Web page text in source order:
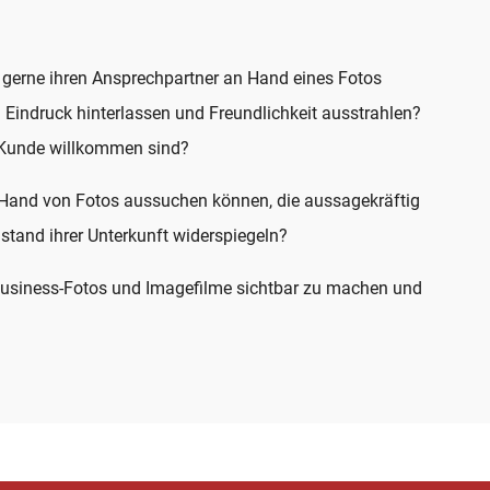
ihren Ansprechpartner an Hand eines Fotos
hinterlassen und Freundlichkeit ausstrahlen?
willkommen sind?
von Fotos aussuchen können, die aussagekräftig
ihrer Unterkunft widerspiegeln?
Fotos und Imagefilme sichtbar zu machen und